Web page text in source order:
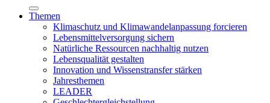
Themen
Klimaschutz und Klimawandelanpassung forcieren
Lebensmittelversorgung sichern
Natürliche Ressourcen nachhaltig nutzen
Lebensqualität gestalten
Innovation und Wissenstransfer stärken
Jahresthemen
LEADER